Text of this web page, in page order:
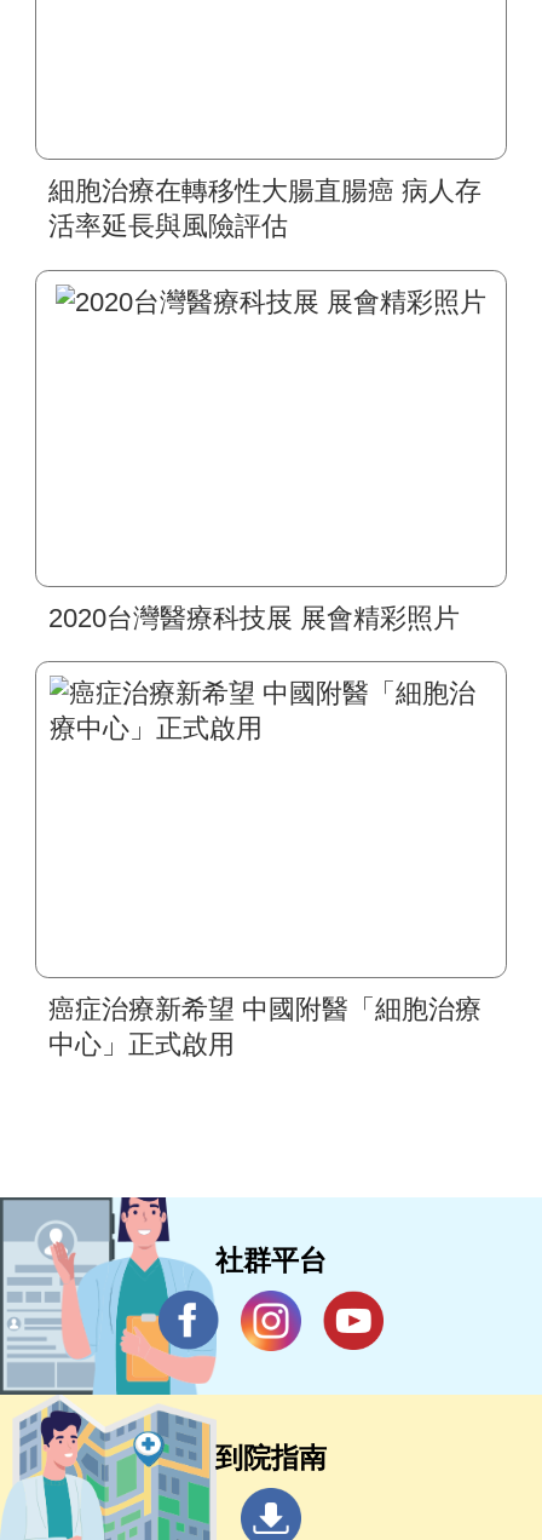
細胞治療在轉移性大腸直腸癌 病人存
活率延長與風險評估
2020台灣醫療科技展 展會精彩照片
癌症治療新希望 中國附醫「細胞治療
中心」正式啟用
社群平台
到院指南